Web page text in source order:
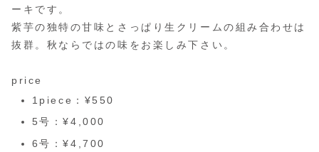
ーキです。
紫芋の独特の甘味とさっぱり生クリームの組み合わせは
抜群。秋ならではの味をお楽しみ下さい。
price
1piece：¥550
5号：¥4,000
6号：¥4,700